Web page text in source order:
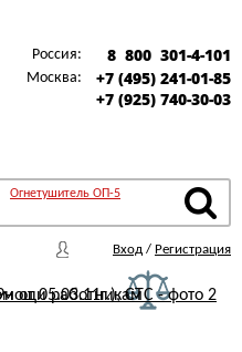
Россия: 8 800 301-4-101
Москва:
+7 (495) 241-01-85
+7 (925) 740-30-03
Огнетушитель ОП-5
Вход / Регистрация